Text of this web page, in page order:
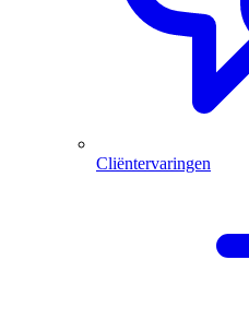
Cliëntervaringen